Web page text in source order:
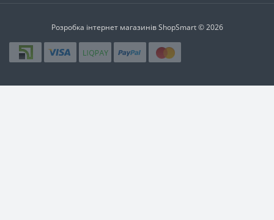
Розробка інтернет магазинівShopSmart © 2026